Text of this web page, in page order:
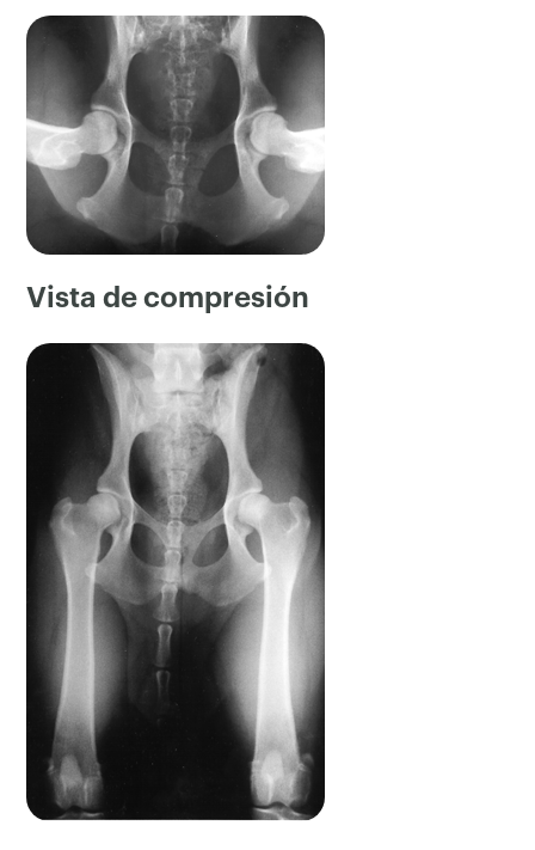
Vista de compresión
×